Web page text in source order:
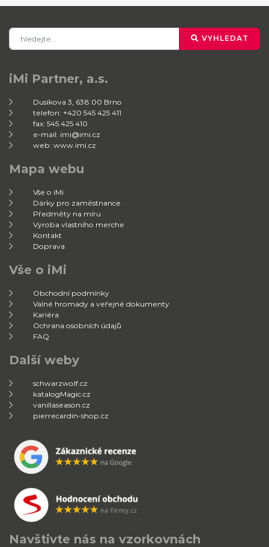
VYHLEDAT
iMi Partner, a.s.
Dusíkova 3, 638 00 Brno
telefon: +420 545 425 411
fax: 545 425 410
e-mail: imi@imi.cz
web: www.imi.cz
Mapa webu
Vše o iMi
Dárky pro zaměstnance
Předměty na míru
Výroba vlastního merche
Kontakt
Doprava
Vše o iMi
Obchodní podmínky
Valné hromady a veřejné dokumenty
Kariéra
Ochrana osobních údajů
FAQ
Další weby
schwarzwolf.cz
katalogMagic.cz
vanillaseason.cz
pierrecardin-shop.cz
Navštivte nás na vzorkovnách